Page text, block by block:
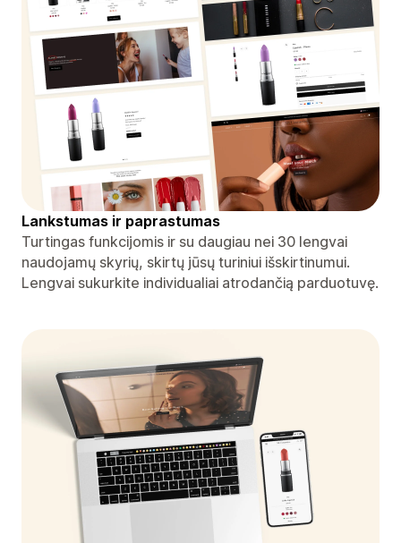
Lankstumas ir paprastumas
Turtingas funkcijomis ir su daugiau nei 30 lengvai
naudojamų skyrių, skirtų jūsų turiniui išskirtinumui.
Lengvai sukurkite individualiai atrodančią parduotuvę.